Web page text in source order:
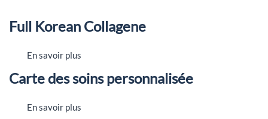
Full Korean Collagene
En savoir plus
Carte des soins personnalisée
En savoir plus